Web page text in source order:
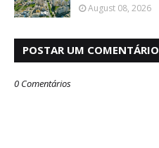
August 08, 2026
POSTAR UM COMENTÁRIO
0 Comentários